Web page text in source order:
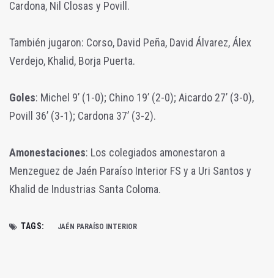
Cardona, Nil Closas y Povill.
También jugaron: Corso, David Peña, David Álvarez, Álex
Verdejo, Khalid, Borja Puerta.
Goles: Michel 9’ (1-0); Chino 19’ (2-0); Aicardo 27’ (3-0),
Povill 36’ (3-1); Cardona 37’ (3-2).
Amonestaciones: Los colegiados amonestaron a
Menzeguez de Jaén Paraíso Interior FS y a Uri Santos y
Khalid de Industrias Santa Coloma.
TAGS: JAÉN PARAÍSO INTERIOR